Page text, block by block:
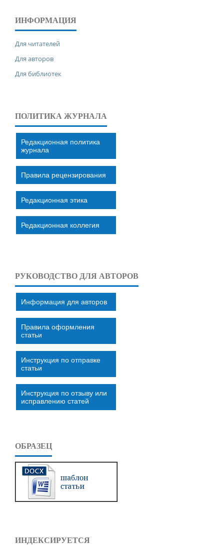
ИНФОРМАЦИЯ
Для читателей
Для авторов
Для библиотек
ПОЛИТИКА ЖУРНАЛА
Редакционная политика
журнала
Правила рецензирования
Редакционная этика
Редакционная коллегия
РУКОВОДСТВО ДЛЯ АВТОРОВ
Информация для авторов
Правила оформления
статьи
Инструкция по отправке
статьи
Инструкция по отзыву или
исправлению статей
ОБРАЗЕЦ
ИНДЕКСИРУЕТСЯ